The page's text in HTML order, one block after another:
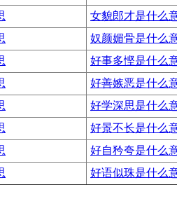
女貌郎才是什么
奴颜媚骨是什么
好事多悭是什么
好善嫉恶是什么
好学深思是什么
好景不长是什么
好自矜夸是什么
好语似珠是什么